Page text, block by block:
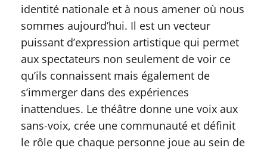
identité nationale et à nous amener où nous
sommes aujourd’hui. Il est un vecteur
puissant d’expression artistique qui permet
aux spectateurs non seulement de voir ce
qu’ils connaissent mais également de
s’immerger dans des expériences
inattendues. Le théâtre donne une voix aux
sans-voix, crée une communauté et définit
le rôle que chaque personne joue au sein de